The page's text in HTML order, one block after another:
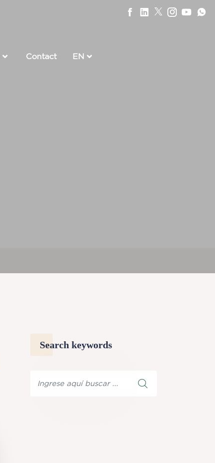
Contact EN
Search keywords